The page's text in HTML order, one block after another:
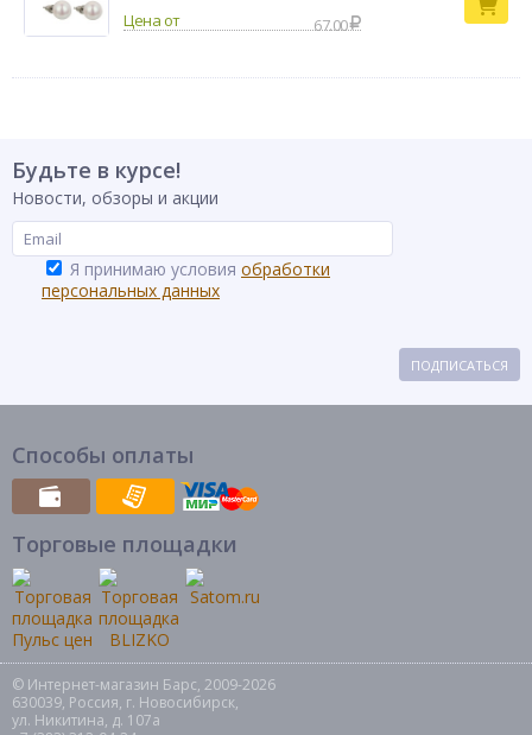
67.00
Будьте в курсе!
Новости, обзоры и акции
Я принимаю условия обработки
персональных данных
ПОДПИСАТЬСЯ
Способы оплаты
Торговые площадки
© Интернет-магазин Барс, 2009-2026
630039, Россия, г. Новосибирск,
ул. Никитина, д. 107а